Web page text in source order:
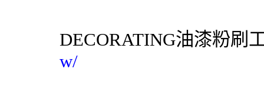
DECORATING油漆粉刷
w/